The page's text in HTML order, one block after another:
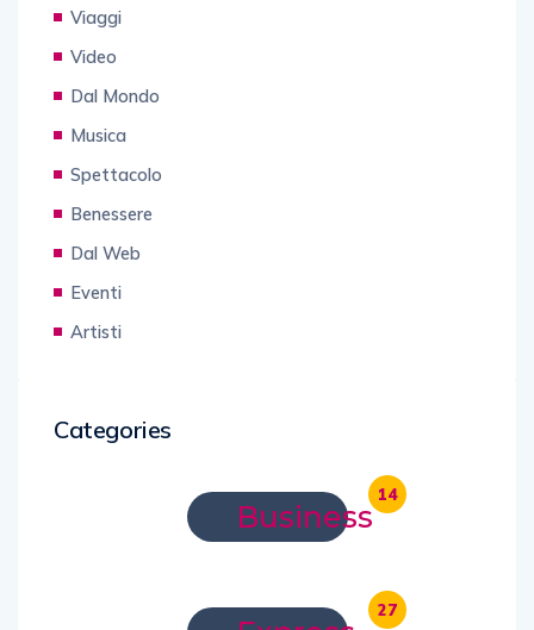
Viaggi
Video
Dal Mondo
Musica
Spettacolo
Benessere
Dal Web
Eventi
Artisti
Categories
Business
14
27